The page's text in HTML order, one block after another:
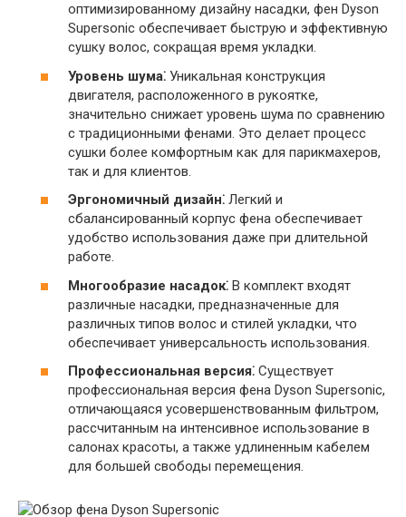
оптимизированному дизайну насадки, фен Dyson
Supersonic обеспечивает быструю и эффективную
сушку волос, сокращая время укладки.
Уровень шума⁚ Уникальная конструкция
двигателя, расположенного в рукоятке,
значительно снижает уровень шума по сравнению
с традиционными фенами. Это делает процесс
сушки более комфортным как для парикмахеров,
так и для клиентов.
Эргономичный дизайн⁚ Легкий и
сбалансированный корпус фена обеспечивает
удобство использования даже при длительной
работе.
Многообразие насадок⁚ В комплект входят
различные насадки, предназначенные для
различных типов волос и стилей укладки, что
обеспечивает универсальность использования.
Профессиональная версия⁚ Существует
профессиональная версия фена Dyson Supersonic,
отличающаяся усовершенствованным фильтром,
рассчитанным на интенсивное использование в
салонах красоты, а также удлиненным кабелем
для большей свободы перемещения.